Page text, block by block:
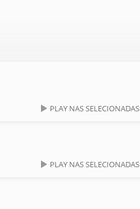
PLAY NAS SELECIONADAS
PLAY NAS SELECIONADAS